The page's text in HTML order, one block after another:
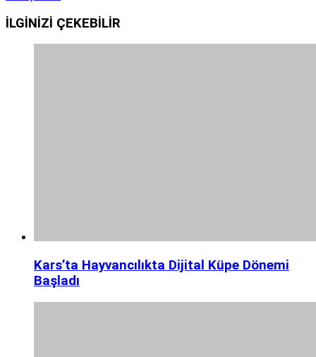
İLGİNİZİ ÇEKEBİLİR
Kars’ta Hayvancılıkta Dijital Küpe Dönemi
Başladı